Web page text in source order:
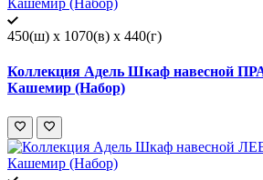
450(ш) x 1070(в) x 440(г)
Коллекция Адель Шкаф навесной
Кашемир (Набор)